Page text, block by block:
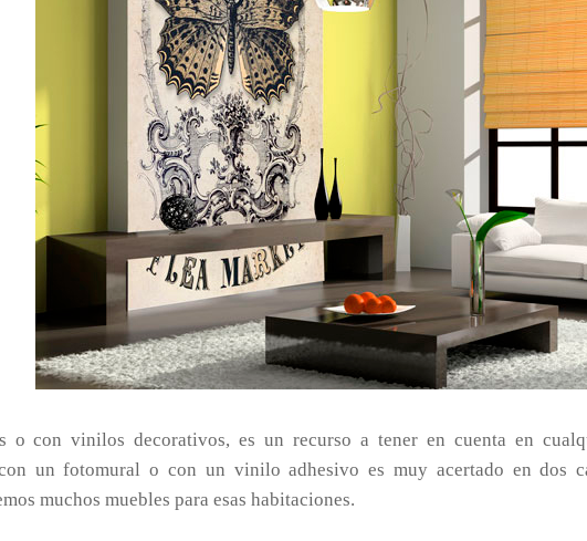
o con vinilos decorativos, es un recurso a tener en cuenta en
un fotomural o con un vinilo adhesivo es muy acertado en dos
muchos muebles para esas habitaciones.